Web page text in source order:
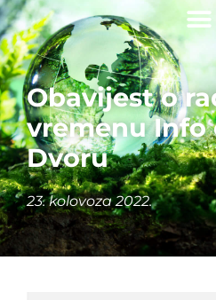
Obavijest o
vremenu Info
Dvoru
23. kolovoza 2022.